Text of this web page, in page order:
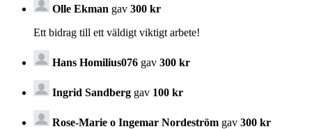
Olle Ekman gav 300 kr
Ett bidrag till ett väldigt viktigt arbete!
Hans Homilius076 gav 300 kr
Ingrid Sandberg gav 100 kr
Rose-Marie o Ingemar Nordeström gav 300 kr